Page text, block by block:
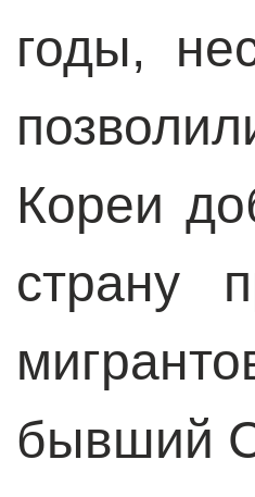
годы,
Кореи
страну
бывший